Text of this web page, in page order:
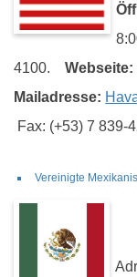
4100.Webseite:
Mailadresse:
Fax: (+53) 7 839-
Vereinigte